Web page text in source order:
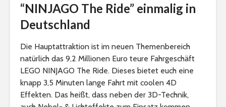
“NINJAGO The Ride” einmalig in
Deutschland
Die Hauptattraktion ist im neuen Themenbereich
natürlich das 9,2 Millionen Euro teure Fahrgeschäft
LEGO NINJAGO The Ride. Dieses bietet euch eine
knapp 3,5 Minuten lange Fahrt mit coolen 4D
Effekten. Das heißt, dass neben der 3D-Technik,